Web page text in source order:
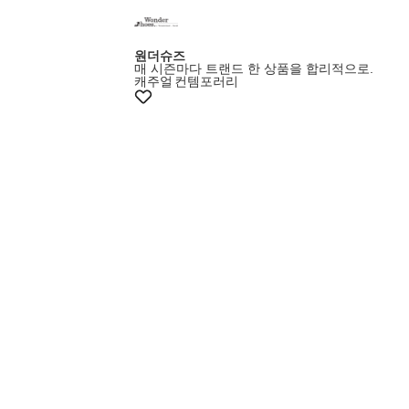
원더슈즈
매 시즌마다 트랜드 한 상품을 합리적으로.
캐주얼 컨템포러리